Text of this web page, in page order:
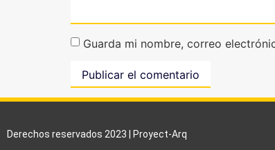
Guarda mi nombre, correo
Derechos reservados 2023 | Proyect-Arq